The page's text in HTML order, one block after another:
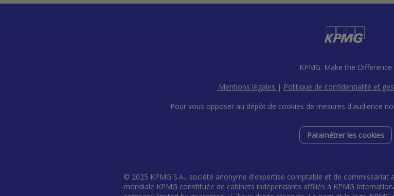
KPMG. Make the Difference
Mentions légales | Politique de confidentialité et
Pour vous opposer au dépôt de cookies de mesures d'audience
Paramétrer les cookies
© 2025 KPMG S.A., société anonyme d'expertise comptable et de commissariat
mondiale KPMG constituée de cabinets indépendants affiliés à KPMG